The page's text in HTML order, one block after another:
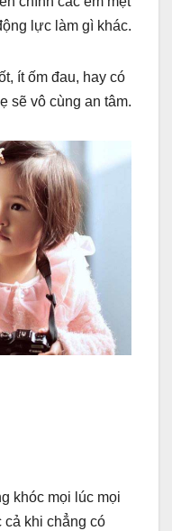
lực làm gì khác.
ít ốm đau, hay có
sẽ vô cùng an tâm.
khóc mọi lúc mọi
cả khi chẳng có